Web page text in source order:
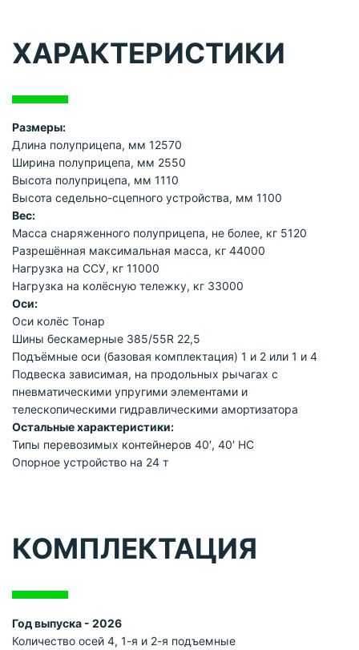
ХАРАКТЕРИСТИКИ
Размеры:
Длина полуприцепа, мм 12570
Ширина полуприцепа, мм 2550
Высота полуприцепа, мм 1110
Высота седельно-сцепного устройства, мм 1100
Вес:
Масса снаряженного полуприцепа, не более, кг 5120
Разрешённая максимальная масса, кг 44000
Нагрузка на ССУ, кг 11000
Нагрузка на колёсную тележку, кг 33000
Оси:
Оси колёс Тонар
Шины бескамерные 385/55R 22,5
Подъёмные оси (базовая комплектация) 1 и 2 или 1 и 4
Подвеска зависимая, на продольных рычагах с
пневматическими упругими элементами и
телескопическими гидравлическими амортизатора
Остальные характеристики:
Типы перевозимых контейнеров 40′, 40′ HC
Опорное устройство на 24 т
КОМПЛЕКТАЦИЯ
Год выпуска - 2026
Количество осей 4, 1-я и 2-я подъемные